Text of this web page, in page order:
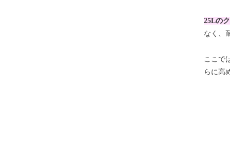
25Lの
なく、
ここで
らに高